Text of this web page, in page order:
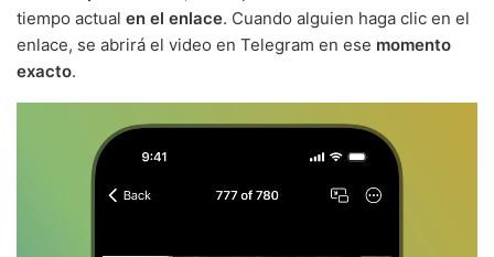
tiempo actual en el enlace. Cuando alguien haga clic en el
enlace, se abrirá el video en Telegram en ese momento
exacto.